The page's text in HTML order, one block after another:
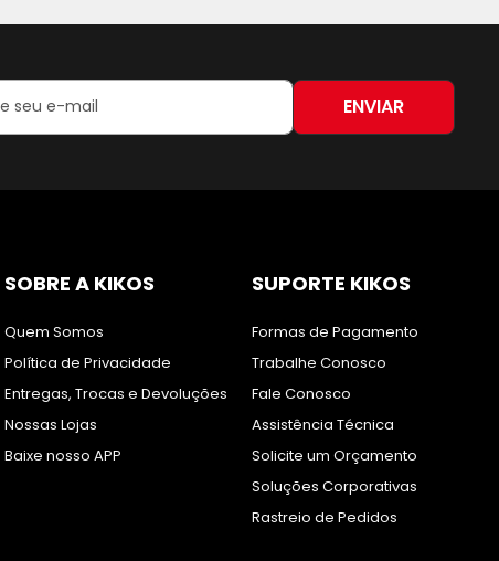
ENVIAR
SOBRE A KIKOS
Quem Somos
Política de Privacidade
Entregas, Trocas e Devoluções
Nossas Lojas
Baixe nosso APP
SUPORTE KIKOS
Formas de Pagamento
Trabalhe Conosco
Fale Conosco
Assistência Técnica
Solicite um Orçamento
Soluções Corporativas
Rastreio de Pedidos